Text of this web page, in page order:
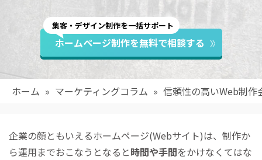
集客・デザイン制作を一括サポート
ホームページ制作を無料で相談する
ホーム » マーケティングコラム » 信頼性の高いWeb制作
企業の顔ともいえるホームページ(Webサイト)は、制作か
ら運用までおこなうとなると時間や手間をかけなくてはな